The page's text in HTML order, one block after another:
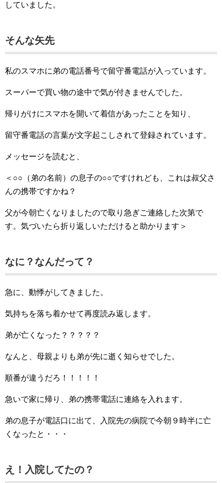
していました。
そんな矢先
私のスマホに弟の電話番号で留守番電話が入っています。
スーパーで買い物の途中で気が付きませんでした。
帰りがけにスマホを開いて着信があったことを知り、
留守番電話の言葉が文字起こしされて登録されています。
メッセージを読むと、
＜○○（弟の名前）の息子の○○ですけれども、これは叔父さ
んの携帯ですかね？
父が今朝亡くなりましたので取り急ぎご連絡した次第で
す。気づいたら折り返しいただけると助かります＞
なに？なんだって？
急に、動悸がしてきました。
気持ちを落ち着かせて再度読み返します。
弟が亡くなった？？？？？
なんと、母親よりも弟が先に逝く知らせでした。
順番が違うだろ！！！！！
急いで家に帰り、弟の携帯電話に連絡を入れます。
弟の息子が電話口に出て、入院先の病院で今朝９時半に亡
くなったと・・・
え！入院してたの？